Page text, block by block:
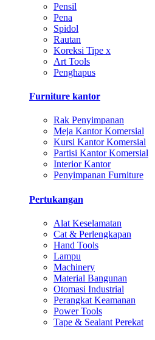
Pensil
Pena
Spidol
Rautan
Koreksi Tipe x
Art Tools
Penghapus
Furniture kantor
Rak Penyimpanan
Meja Kantor Komersial
Kursi Kantor Komersial
Partisi Kantor Komersial
Interior Kantor
Penyimpanan Furniture
Pertukangan
Alat Keselamatan
Cat & Perlengkapan
Hand Tools
Lampu
Machinery
Material Bangunan
Otomasi Industrial
Perangkat Keamanan
Power Tools
Tape & Sealant Perekat